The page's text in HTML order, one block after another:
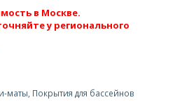
в Москве.
у регионального
маты Покрытия для бассейнов